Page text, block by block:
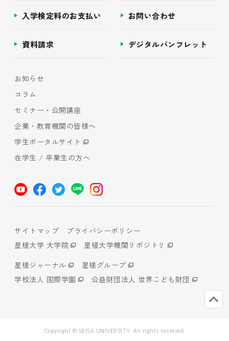
入学検定料のお支払い お問い合わせ
資料請求 デジタルパンフレット
お知らせ
コラム
セミナー・公開講座
企業・教育機関の皆様へ
学生ポータルサイト
在学生 / 卒業生の方へ
サイトマップ
プライバシーポリシー
星槎大学 大学院
星槎大学機関リポジトリ
星槎ジャーナル
星槎グループ
学校法人 国際学園
公益財団法人 世界こども財団
Copyright © SEISA UNIVERSITY. All rights reserved.